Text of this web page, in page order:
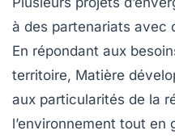
à des partenariats avec
En répondant aux
territoire, Matière
aux particularités de la
l’environnement tout